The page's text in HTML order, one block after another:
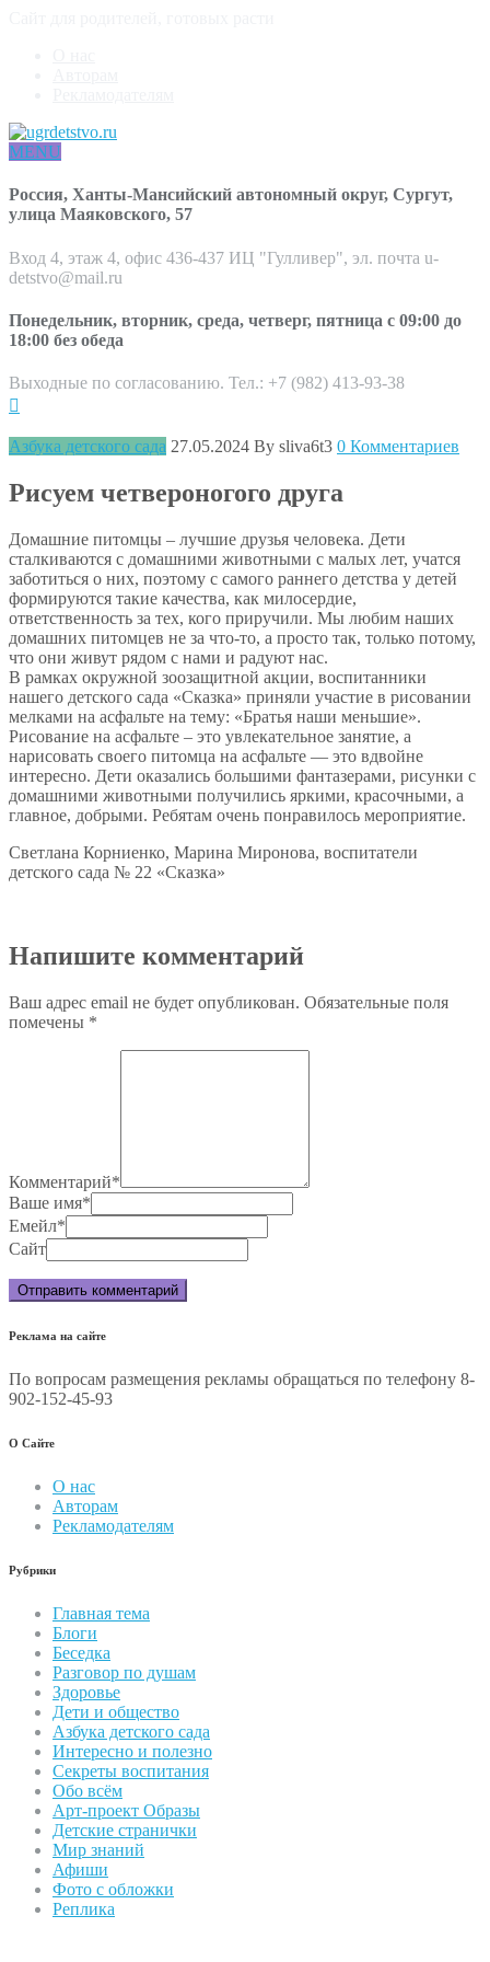
MENU
Россия, Ханты-Мансийский автономный округ, Сургут,
улица Маяковского, 57
Вход 4, этаж 4, офис 436-437 ИЦ "Гулливер", эл. почта u-
detstvo@mail.ru
Понедельник, вторник, среда, четверг, пятница с 09:00 до
18:00 без обеда
Выходные по согласованию. Тел.: +7 (982) 413-93-38
Азбука детского сада 27.05.2024 By sliva6t3 0 Комментариев
Рисуем четвероногого друга
Домашние питомцы – лучшие друзья человека. Дети
сталкиваются с домашними животными с малых лет, учатся
заботиться о них, поэтому с самого раннего детства у детей
формируются такие качества, как милосердие,
ответственность за тех, кого приручили. Мы любим наших
домашних питомцев не за что-то, а просто так, только потому,
что они живут рядом с нами и радуют нас.
В рамках окружной зоозащитной акции, воспитанники
нашего детского сада «Сказка» приняли участие в рисовании
мелками на асфальте на тему: «Братья наши меньшие».
Рисование на асфальте – это увлекательное занятие, а
нарисовать своего питомца на асфальте — это вдвойне
интересно. Дети оказались большими фантазерами, рисунки с
домашними животными получились яркими, красочными, а
главное, добрыми. Ребятам очень понравилось мероприятие.
Светлана Корниенко, Марина Миронова, воспитатели
детского сада № 22 «Сказка»
Напишите комментарий
Ваш адрес email не будет опубликован. Обязательные поля
помечены *
Комментарий*
Ваше имя*
Емейл*
Сайт
Реклама на сайте
По вопросам размещения рекламы обращаться по телефону 8-
902-152-45-93
О Сайте
О нас
Авторам
Рекламодателям
Рубрики
Главная тема
Блоги
Беседка
Разговор по душам
Здоровье
Дети и общество
Азбука детского сада
Интересно и полезно
Секреты воспитания
Обо всём
Арт-проект Образы
Детские странички
Мир знаний
Афиши
Фото с обложки
Реплика